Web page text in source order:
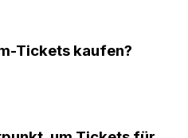
Tickets kaufen?